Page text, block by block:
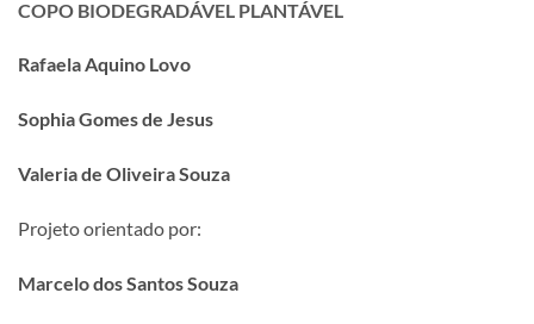
COPO BIODEGRADÁVEL PLANTÁVEL
Rafaela Aquino Lovo
Sophia Gomes de Jesus
Valeria de Oliveira Souza
Projeto orientado por:
Marcelo dos Santos Souza